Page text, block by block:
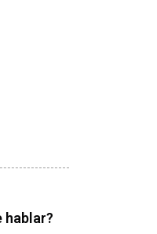
hablar?